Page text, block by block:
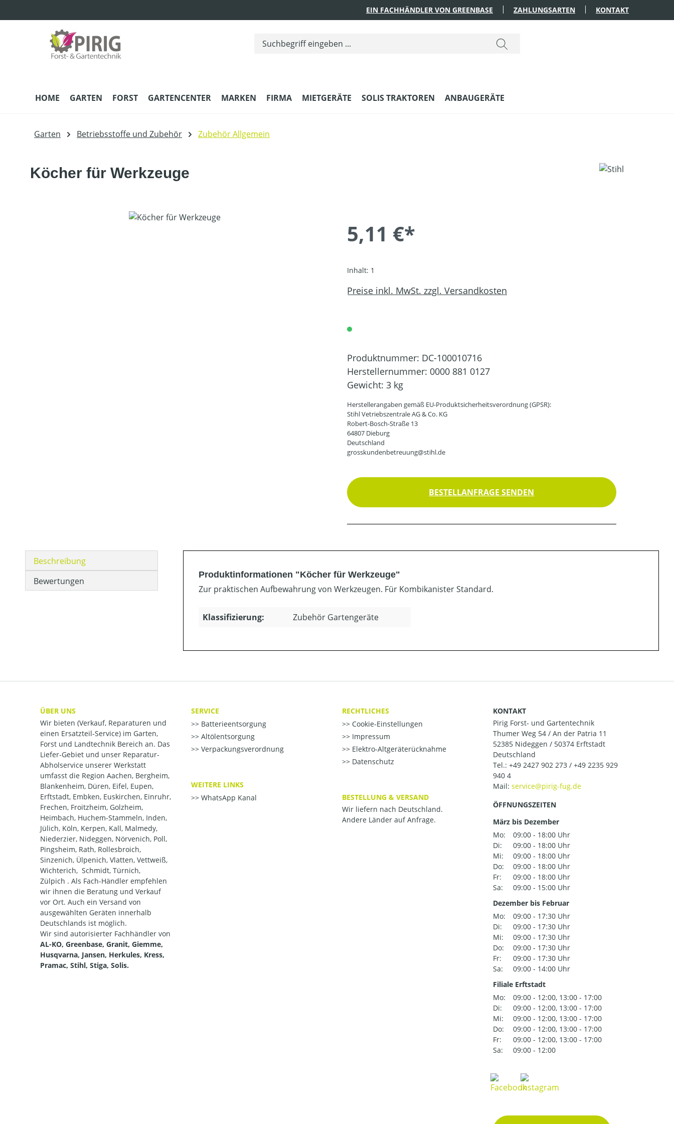
EIN FACHHÄNDLER VON GREENBASE ZAHLUNGSARTEN KONTAKT
HOME GARTEN FORST GARTENCENTER MARKEN FIRMA MIETGERÄTE SOLIS TRAKTOREN ANBAUGERÄTE
Garten Betriebsstoffe und Zubehör Zubehör Allgemein
Köcher für Werkzeuge
5,11 €*
Inhalt: 1
Preise inkl. MwSt. zzgl. Versandkosten
Produktnummer: DC-100010716
Herstellernummer: 0000 881 0127
Gewicht: 3 kg
Herstellerangaben gemäß EU-Produktsicherheitsverordnung (GPSR):
Stihl Vetriebszentrale AG & Co. KG
Robert-Bosch-Straße 13
64807 Dieburg
Deutschland
grosskundenbetreuung@stihl.de
BESTELLANFRAGE SENDEN
Beschreibung
Bewertungen
Produktinformationen "Köcher für Werkzeuge"
Zur praktischen Aufbewahrung von Werkzeugen. Für Kombikanister Standard.
Klassifizierung: Zubehör Gartengeräte
ÜBER UNS
Wir bieten (Verkauf, Reparaturen und
einen Ersatzteil-Service) im Garten,
Forst und Landtechnik Bereich an. Das
Liefer-Gebiet und unser Reparatur-
Abholservice unserer Werkstatt
umfasst die Region Aachen, Bergheim,
Blankenheim, Düren, Eifel, Eupen,
Erftstadt, Embken, Euskirchen, Einruhr,
Frechen, Froitzheim, Golzheim,
Heimbach, Huchem-Stammeln, Inden,
Jülich, Köln, Kerpen, Kall, Malmedy,
Niederzier, Nideggen, Nörvenich, Poll,
Pingsheim, Rath, Rollesbroich,
Sinzenich, Ülpenich, Vlatten, Vettweiß,
Wichterich, Schmidt, Türnich,
Zülpich . Als Fach-Händler empfehlen
wir ihnen die Beratung und Verkauf
vor Ort. Auch ein Versand von
ausgewählten Geräten innerhalb
Deutschlands ist möglich.
Wir sind autorisierter Fachhändler von
AL-KO, Greenbase, Granit, Giemme,
Husqvarna, Jansen, Herkules, Kress,
Pramac, Stihl, Stiga, Solis.
SERVICE
Batterieentsorgung
Altölentsorgung
Verpackungsverordnung
WEITERE LINKS
WhatsApp Kanal
RECHTLICHES
Cookie-Einstellungen
Impressum
Elektro-Altgeräterücknahme
Datenschutz
BESTELLUNG & VERSAND
Wir liefern nach Deutschland.
Andere Länder auf Anfrage.
KONTAKT
Pirig Forst- und Gartentechnik
Thumer Weg 54 / An der Patria 11
52385 Nideggen / 50374 Erftstadt
Deutschland
Tel.: +49 2427 902 273 / +49 2235 929
940 4
Mail:
ÖFFNUNGSZEITEN
März bis Dezember
Mo:
09:00 - 18:00 Uhr
Di:
09:00 - 18:00 Uhr
Mi:
09:00 - 18:00 Uhr
Do:
09:00 - 18:00 Uhr
Fr:
09:00 - 18:00 Uhr
Sa:
09:00 - 15:00 Uhr
Dezember bis Februar
Mo:
09:00 - 17:30 Uhr
Di:
09:00 - 17:30 Uhr
Mi:
09:00 - 17:30 Uhr
Do:
09:00 - 17:30 Uhr
Fr:
09:00 - 17:30 Uhr
Sa:
09:00 - 14:00 Uhr
Filiale Erftstadt
Mo:
09:00 - 12:00, 13:00 - 17:00
Di:
09:00 - 12:00, 13:00 - 17:00
Mi:
09:00 - 12:00, 13:00 - 17:00
Do:
09:00 - 12:00, 13:00 - 17:00
Fr:
09:00 - 12:00, 13:00 - 17:00
Sa:
09:00 - 12:00